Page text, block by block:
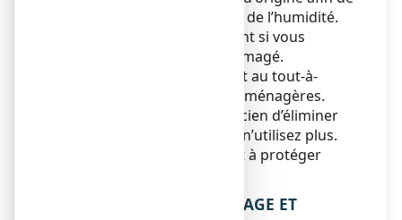
le protéger de la lumière et de l’humidité.
N’utilisez pas ce médicament si vous
remarquez qu’il est endommagé.
Ne jetez aucun médicament au tout-à-
les ordures ménagères.
Demandez à votre pharmacien d’éliminer
les médicaments que vous n’utilisez plus.
Ces mesures contribueront à protéger
6. CONTENU DE L’EMBALLAGE ET